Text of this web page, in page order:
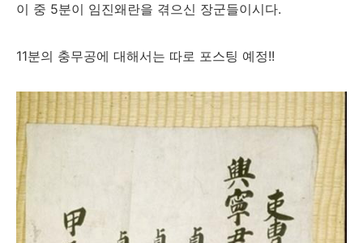
이 중 5분이 임진왜란을 겪으신 장군들이시다.
11분의 충무공에 대해서는 따로 포스팅 예정!!